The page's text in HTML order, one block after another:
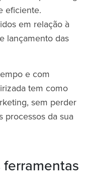
eficiente.
em relação à
lançamento das
e com
tem como
sem perder
processos da sua